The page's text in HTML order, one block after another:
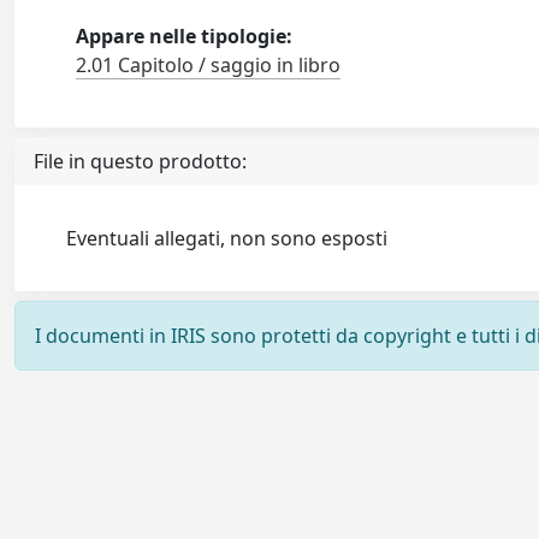
Appare nelle tipologie:
2.01 Capitolo / saggio in libro
File in questo prodotto:
Eventuali allegati, non sono esposti
I documenti in IRIS sono protetti da copyright e tutti i